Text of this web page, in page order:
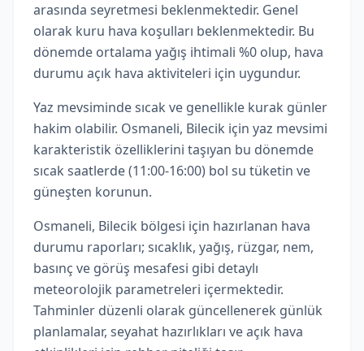
arasında seyretmesi beklenmektedir. Genel
olarak kuru hava koşulları beklenmektedir. Bu
dönemde ortalama yağış ihtimali %0 olup, hava
durumu açık hava aktiviteleri için uygundur.
Yaz mevsiminde sıcak ve genellikle kurak günler
hakim olabilir. Osmaneli, Bilecik için yaz mevsimi
karakteristik özelliklerini taşıyan bu dönemde
sıcak saatlerde (11:00-16:00) bol su tüketin ve
güneşten korunun.
Osmaneli, Bilecik bölgesi için hazırlanan hava
durumu raporları; sıcaklık, yağış, rüzgar, nem,
basınç ve görüş mesafesi gibi detaylı
meteorolojik parametreleri içermektedir.
Tahminler düzenli olarak güncellenerek günlük
planlamalar, seyahat hazırlıkları ve açık hava